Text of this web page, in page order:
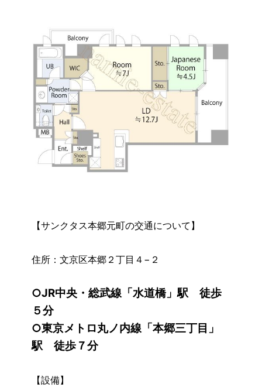
【サンクタス本郷元町の交通について】
住所：文京区本郷２丁目４−２
○JR中央・総武線「水道橋」駅 徒歩
５分
○東京メトロ丸ノ内線「本郷三丁目」
駅 徒歩７分
【設備】